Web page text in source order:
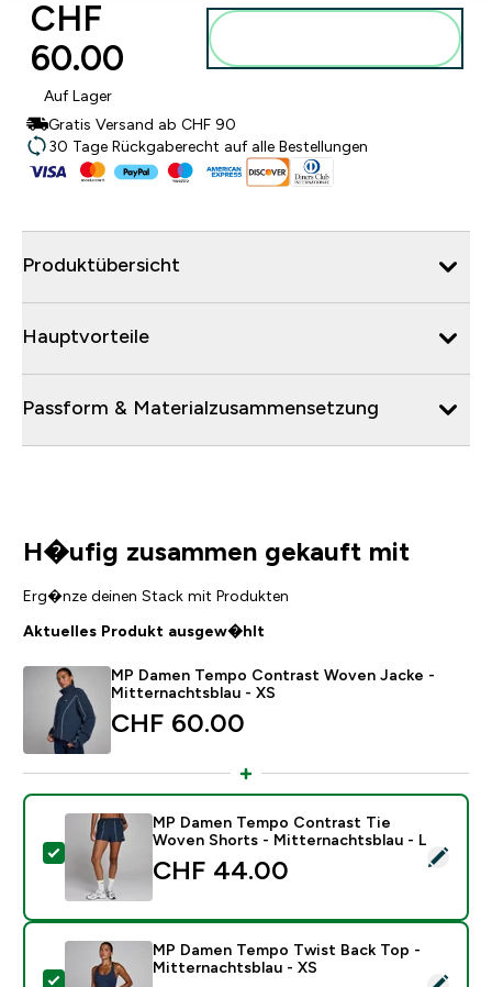
CHF
60.00‎
Auf Lager
Gratis Versand ab CHF 90
30 Tage Rückgaberecht auf alle Bestellungen
Produktübersicht
Hauptvorteile
Passform & Materialzusammensetzung
H�ufig zusammen gekauft mit
Erg�nze deinen Stack mit Produkten
Aktuelles Produkt ausgew�hlt
MP Damen Tempo Contrast Woven Jacke -
Mitternachtsblau - XS
CHF 60.00‎
Dieses Produkt ausw�hlen - MP Damen Tempo
MP Damen Tempo Contrast Tie
Woven Shorts - Mitternachtsblau - L
CHF 44.00‎
Dieses Produkt ausw�hlen - MP Damen Tempo
MP Damen Tempo Twist Back Top -
Mitternachtsblau - XS